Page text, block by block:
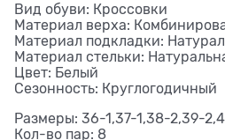
Вид обуви: Кроссовки
Материал верха:
Материал подкладки:
Материал стельки:
Цвет: Белый
Сезонность: Круглогодичный
Размеры: 36-1,37-1,38-2,39-
Кол-во пар: 8